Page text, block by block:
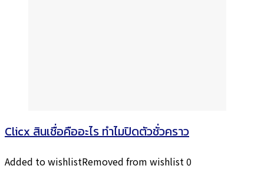
Clicx สินเชื่อคืออะไร ทำไมปิดตัวชั่วคราว
Added to wishlistRemoved from wishlist0